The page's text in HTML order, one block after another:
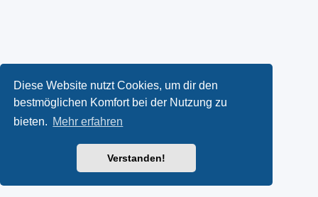
Diese Website nutzt Cookies, um dir den
bestmöglichen Komfort bei der Nutzung zu
bieten. Mehr erfahren
Verstanden!